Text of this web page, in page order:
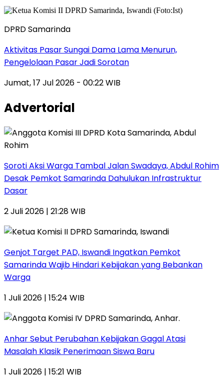
DPRD Samarinda
Aktivitas Pasar Sungai Dama Lama Menurun,
Pengelolaan Pasar Jadi Sorotan
Jumat, 17 Jul 2026 - 00:22 WIB
Advertorial
Soroti Aksi Warga Tambal Jalan Swadaya, Abdul Rohim
Desak Pemkot Samarinda Dahulukan Infrastruktur
Dasar
2 Juli 2026 | 21:28 WIB
Genjot Target PAD, Iswandi Ingatkan Pemkot
Samarinda Wajib Hindari Kebijakan yang Bebankan
Warga
1 Juli 2026 | 15:24 WIB
Anhar Sebut Perubahan Kebijakan Gagal Atasi
Masalah Klasik Penerimaan Siswa Baru
1 Juli 2026 | 15:21 WIB